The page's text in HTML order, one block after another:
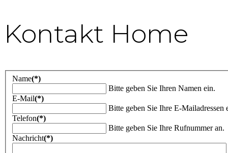
Kontakt Home
Name(*)
Bitte geben Sie Ihren Namen ein.
E-Mail(*)
Bitte geben Sie Ihre E-Mailadressen
Telefon(*)
Bitte geben Sie Ihre Rufnummer an.
Nachricht(*)